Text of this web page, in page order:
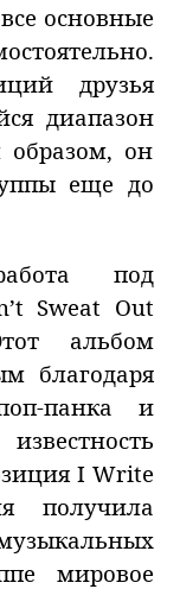
основные
друзья
диапазон
образом, он
еще до
под
Sweat Out
альбом
благодаря
панка и
I Write
получила
мировое